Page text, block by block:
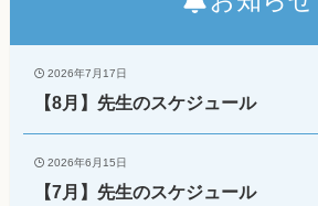
2026年7月17日
【8月】先生のスケジュール
2026年6月15日
【7月】先生のスケジュール